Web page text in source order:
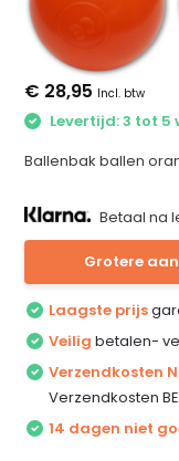
€ 28,95 Incl. btw
Levertijd: 3 tot 5
Ballenbak ballen
Betaal na
Grotere
Laagste prijs
Veilig betalen-
Verzendkosten
Verzendkosten BE
14 dagen niet